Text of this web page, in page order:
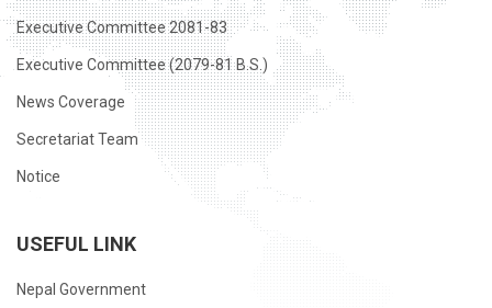
Executive Committee 2081-83
Executive Committee (2079-81 B.S.)
News Coverage
Secretariat Team
Notice
USEFUL LINK
Nepal Government